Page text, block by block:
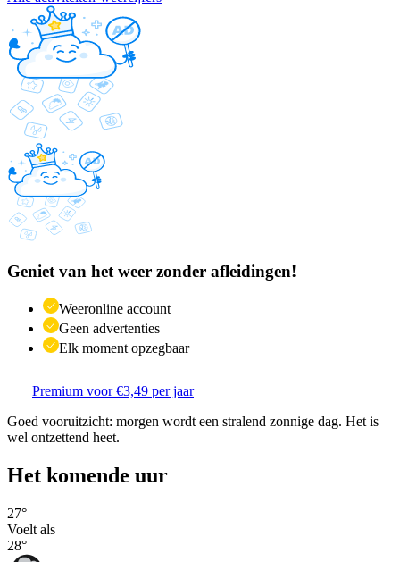
Geniet van het weer zonder afleidingen!
Weeronline account
Geen advertenties
Elk moment opzegbaar
Premium voor €3,49 per jaar
Goed vooruitzicht: morgen wordt een stralend zonnige dag. Het is
wel ontzettend heet.
Het komende uur
27°
Voelt als
28°